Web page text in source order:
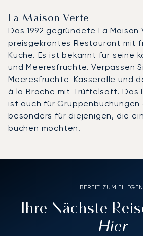
La Maison Verte
Das 1992 gegründeteLa Maison
preisgekröntes Restaurant mit
Küche. Es ist bekannt für seine
und Meeresfrüchte. Verpassen
Meeresfrüchte-Kasserolle und
à la Broche mit Trüffelsaft. Das
ist auch für
besonders für diejenigen, die
buchen möchten.
BEREIT ZUM
Ihre Nächste
Hier